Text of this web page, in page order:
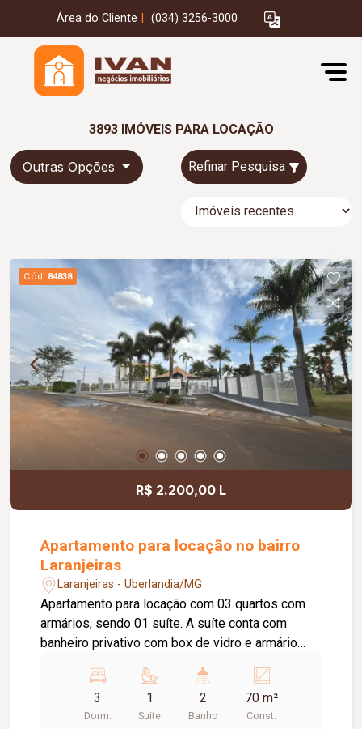
Área do Cliente (034) 3256-3000
3893 IMÓVEIS PARA LOCAÇÃO
Outras Opções Refinar Pesquisa
Cód. 84838
R$ 2.200,00 L
Apartamento para locação no bairro
Laranjeiras
Laranjeiras - Uberlandia/MG
Apartamento para locação com 03 quartos com
armários, sendo 01 suíte. A suíte conta com
banheiro privativo com box de vidro e armário
ambientes, e sacada. Cozinha com armários e
cooktop, além de área de serviço. O imóvel
possui ainda 01 banheiro social com box de vidro
3
Dorm.
1
Suite
2
Banho
70 m²
Const.